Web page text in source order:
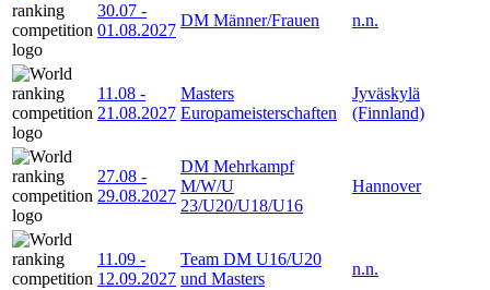
30.07 -
01.08.2027
DM Männer/Frauen n.n.
11.08 -
21.08.2027
Masters
Europameisterschaften
Jyväskylä
(Finnland)
27.08 -
29.08.2027
DM Mehrkampf
M/W/U
23/U20/U18/U16
Hannover
11.09 -
12.09.2027
Team DM U16/U20
und Masters
n.n.